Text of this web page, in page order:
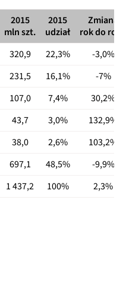
2015
mln szt.
2015
udział
Zmiana
rok do roku
320,9 22,3%
-3,0%
231,5 16,1%
-7%
107,0 7,4%
30,2%
43,7 3,0%
132,9%
38,0 2,6%
103,2%
697,1 48,5%
-9,9%
1 437,2 100% 2,3%